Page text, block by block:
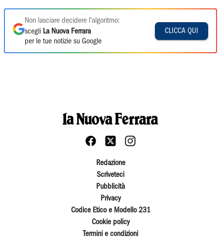
Non lasciare decidere l'algoritmo:
scegli La Nuova Ferrara
per le tue notizie su Google
CLICCA QUI
Redazione
Scriveteci
Pubblicità
Privacy
Codice Etico e Modello 231
Cookie policy
Termini e condizioni